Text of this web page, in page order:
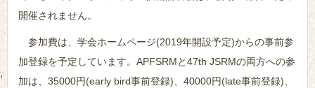
開催されません。
参加費は、学会ホームページ(2019年開設予定)からの事前参
加登録を予定しています。APFSRMと47th JSRMの両方への参
加は、35000円(early bird事前登録)、40000円(late事前登録)、